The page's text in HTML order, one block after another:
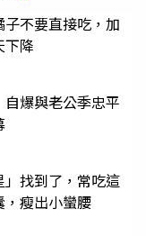
不要直接吃，加
下降
爆與老公季忠平
找到了，常吃這
，瘦出小蠻腰